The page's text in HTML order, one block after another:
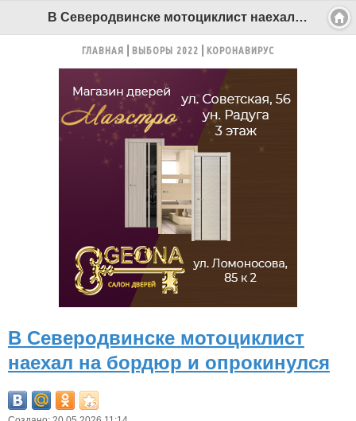
В Северодвинске мотоциклист наехал на бордюр и опрокинулся - Беломорканал Северодвинск tv29.ru
ГЛАВНАЯ ВЫБОРЫ 2022 КОРОНАВИРУС
В Северодвинске мотоциклист
наехал на бордюр и опрокинулся